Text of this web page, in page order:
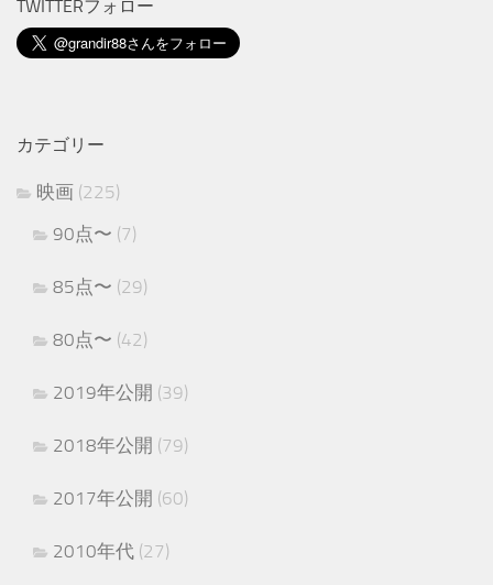
TWITTERフォロー
カテゴリー
映画 (225)
90点〜 (7)
85点〜 (29)
80点〜 (42)
2019年公開 (39)
2018年公開 (79)
2017年公開 (60)
2010年代 (27)